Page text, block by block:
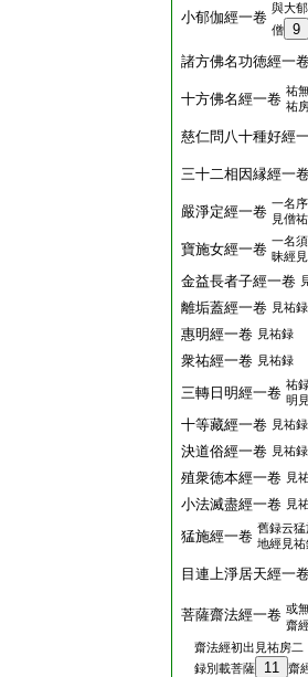
小郁伽經一卷
與大
僧
9
諸方佛名功徳經一
十方佛名經一卷 祐
祐
慈仁問八十種好經
三十二相因縁經一
嚴淨定經一卷 一名
見僧
寶施女經一卷 一名
昧經
金益長者子經一卷
離垢蓋經一卷 見祐録
惠明經一卷 見祐録
衆祐經一卷 見祐録
三轉日明經一卷 祐
明
十等藏經一卷 見祐録
決道俗經一卷 見祐録
殖衆徳本經一卷 見
小法滅盡經一卷 見
猛施經一卷 舊録云猛
地經見祐
目連上淨居天經一
菩薩齋法經一卷 或
齋
齋法經初出見祐房二
録別載菩薩
11 齋